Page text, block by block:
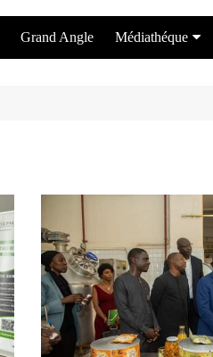
Grand Angle Médiathéque